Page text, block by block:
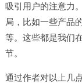
吸引用户的注意力
局，比如一些产品
等。这些都是我们
节。
通过作者对以上几